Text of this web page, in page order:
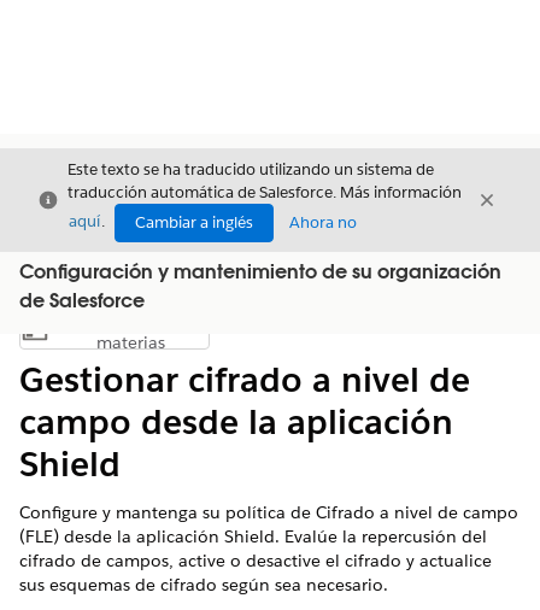
Cerrar
Este texto se ha traducido utilizando un sistema de
traducción automática de Salesforce. Más información
aquí. Cambiar a inglés Ahora no
Cerrar
Configuración y mantenimiento de su organización
de Salesforce
Mostrar índice de materias
materias
Gestionar cifrado a nivel de
campo desde la aplicación
Shield
Configure y mantenga su política de Cifrado a nivel de campo
(FLE) desde la aplicación Shield. Evalúe la repercusión del
cifrado de campos, active o desactive el cifrado y actualice
sus esquemas de cifrado según sea necesario.